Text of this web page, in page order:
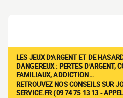
LES JEUX D'ARGENT ET DE
DANGEREUX : PERTES D'ARGENT,
FAMILIAUX, ADDICTION…
RETROUVEZ NOS CONSEILS SUR
SERVICE.FR (09 74 75 13 13 -